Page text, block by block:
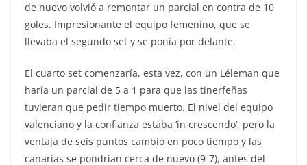
de nuevo volvió a remontar un parcial en contra de 10
goles. Impresionante el equipo femenino, que se
llevaba el segundo set y se ponía por delante.
El cuarto set comenzaría, esta vez, con un Léleman que
haría un parcial de 5 a 1 para que las tinerfeñas
tuvieran que pedir tiempo muerto. El nivel del equipo
valenciano y la confianza estaba ‘in crescendo’, pero la
ventaja de seis puntos cambió en poco tiempo y las
canarias se pondrían cerca de nuevo (9-7), antes del